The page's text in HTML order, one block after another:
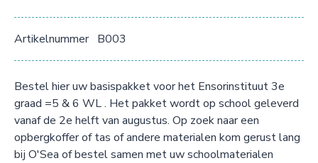
Artikelnummer B003
Bestel hier uw basispakket voor het Ensorinstituut 3e
graad =5 & 6 WL . Het pakket wordt op school geleverd
vanaf de 2e helft van augustus. Op zoek naar een
opbergkoffer of tas of andere materialen kom gerust lang
bij O'Sea of bestel samen met uw schoolmaterialen